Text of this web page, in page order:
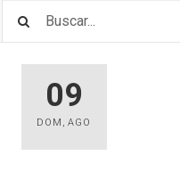
09
DOM ,AGO